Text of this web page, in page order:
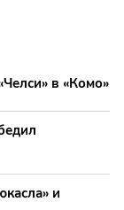
в «Комо»
и